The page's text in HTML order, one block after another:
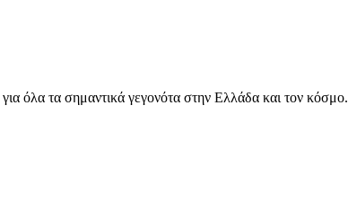
όλα τα σημαντικά γεγονότα στην Ελλάδα και τον κόσμο.